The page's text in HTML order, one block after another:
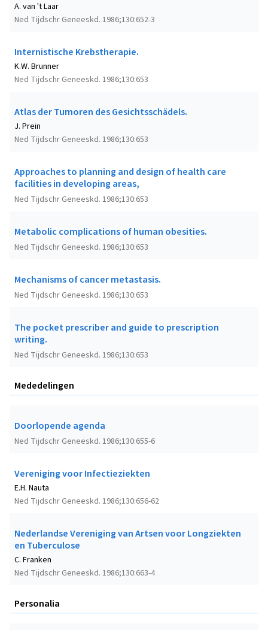
Ned Tijdschr Geneeskd. 1986;130:652-3
A. van 't Laar
Internistische Krebstherapie.
Ned Tijdschr Geneeskd. 1986;130:653
K.W. Brunner
Atlas der Tumoren des Gesichtsschädels.
Ned Tijdschr Geneeskd. 1986;130:653
J. Prein
Approaches to planning and design of health care
facilities in developing areas,
Ned Tijdschr Geneeskd. 1986;130:653
Metabolic complications of human obesities.
Ned Tijdschr Geneeskd. 1986;130:653
Mechanisms of cancer metastasis.
Ned Tijdschr Geneeskd. 1986;130:653
The pocket prescriber and guide to prescription
writing.
Ned Tijdschr Geneeskd. 1986;130:653
Mededelingen
Doorlopende agenda
Ned Tijdschr Geneeskd. 1986;130:655-6
Vereniging voor Infectieziekten
Ned Tijdschr Geneeskd. 1986;130:656-62
E.H. Nauta
Nederlandse Vereniging van Artsen voor Longziekten
en Tuberculose
Ned Tijdschr Geneeskd. 1986;130:663-4
C. Franken
Personalia